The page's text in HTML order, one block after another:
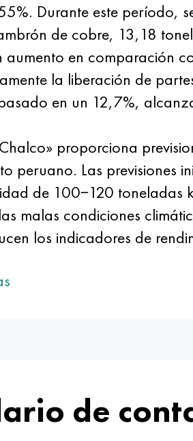
Durante este
de cobre, 13,18
aumento en comparación
la liberación de
en un 12,7%,
proporciona
peruano. Las previsiones
de 100−120 toneladas
malas condiciones
los indicadores de
de